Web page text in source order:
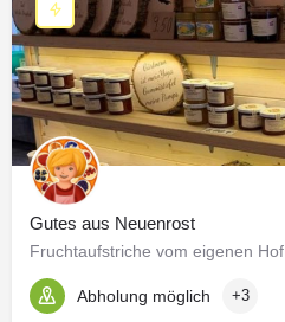
Gutes aus Neuenrost
Fruchtaufstriche vom eigenen Hof
Abholung möglich +3